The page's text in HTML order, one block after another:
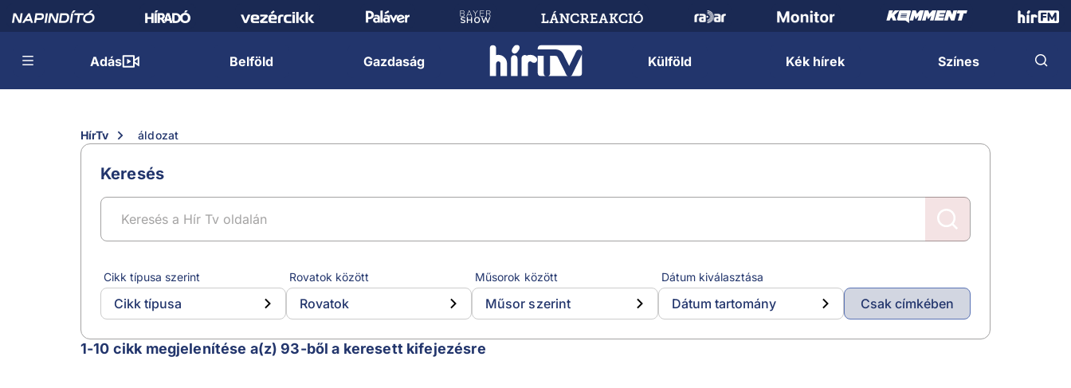
Adás Belföld Gazdaság Külföld Kék hírek Színes
HírTv áldozat
Keresés
Cikk típusa szerint
Cikk típusa
Rovatok között
Rovatok
Műsorok között
Műsor szerint
Dátum kiválasztása
Dátum tartomány Csak címkében
áldozat
1-10 cikk megjelenítése a(z) 93-ből a keresett kifejezésre